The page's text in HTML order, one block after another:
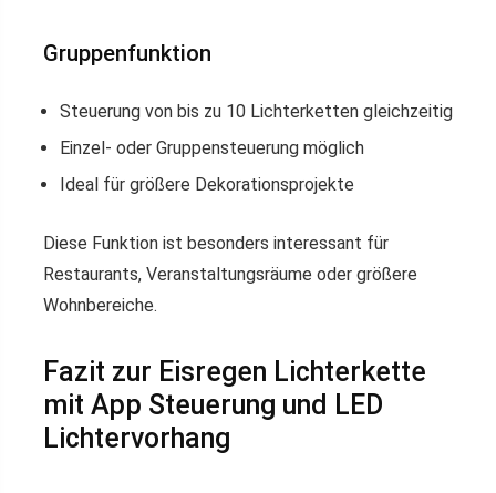
Gruppenfunktion
Steuerung von bis zu 10 Lichterketten gleichzeitig
Einzel- oder Gruppensteuerung möglich
Ideal für größere Dekorationsprojekte
Diese Funktion ist besonders interessant für
Restaurants, Veranstaltungsräume oder größere
Wohnbereiche.
Fazit zur Eisregen Lichterkette
mit App Steuerung und LED
Lichtervorhang